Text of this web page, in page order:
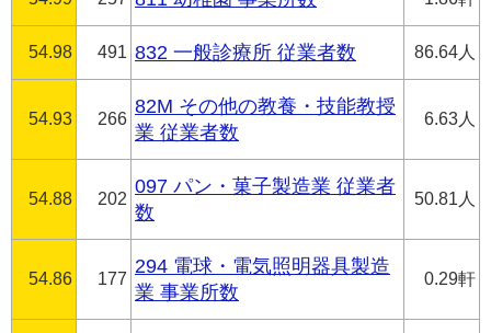
54.98 491 832 一般診療所 従業者数 86.64人
54.93 266
82M その他の教養・技能教授
業 従業者数
6.63人
54.88 202
097 パン・菓子製造業 従業者
数
50.81人
54.86 177
294 電球・電気照明器具製造
業 事業所数
0.29軒